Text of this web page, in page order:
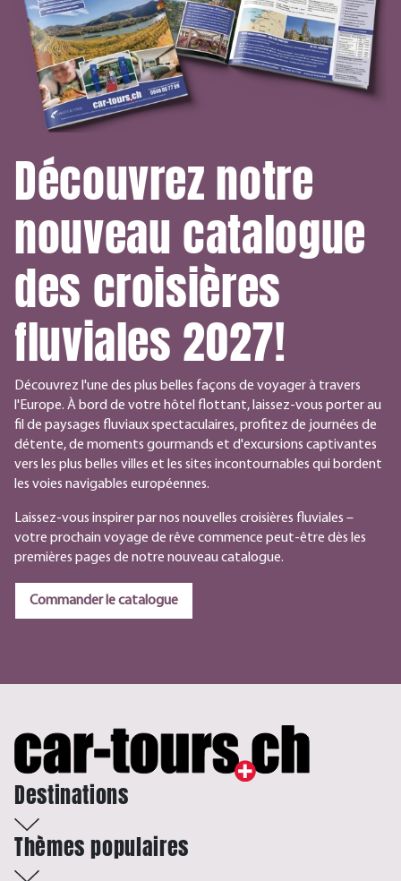
Découvrez notre
nouveau catalogue
des croisières
fluviales 2027!
Découvrez l'une des plus belles façons de voyager à travers
l'Europe. À bord de votre hôtel flottant, laissez-vous porter au
fil de paysages fluviaux spectaculaires, profitez de journées de
détente, de moments gourmands et d'excursions captivantes
vers les plus belles villes et les sites incontournables qui bordent
les voies navigables européennes.
Laissez-vous inspirer par nos nouvelles croisières fluviales –
votre prochain voyage de rêve commence peut-être dès les
premières pages de notre nouveau catalogue.
Commander le catalogue
Destinations
Thèmes populaires